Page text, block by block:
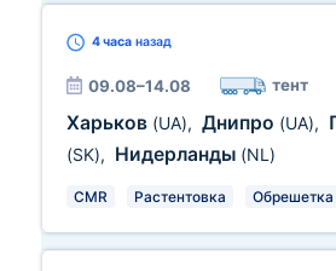
4 часа назад
09.08–14.08 тент
Харьков (UA), Днипро (UA),
(SK), Нидерланды (NL)
CMR Растентовка Обрешетка